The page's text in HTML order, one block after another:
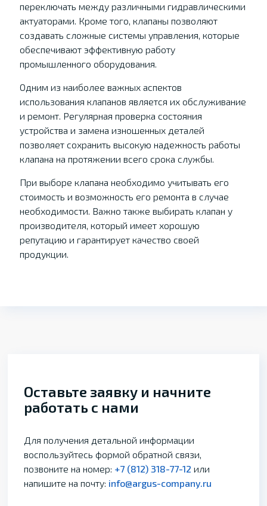
переключать между различными гидравлическими
актуаторами. Кроме того, клапаны позволяют
создавать сложные системы управления, которые
обеспечивают эффективную работу
промышленного оборудования.
Одним из наиболее важных аспектов
использования клапанов является их обслуживание
и ремонт. Регулярная проверка состояния
устройства и замена изношенных деталей
позволяет сохранить высокую надежность работы
клапана на протяжении всего срока службы.
При выборе клапана необходимо учитывать его
стоимость и возможность его ремонта в случае
необходимости. Важно также выбирать клапан у
производителя, который имеет хорошую
репутацию и гарантирует качество своей
продукции.
Оставьте заявку и начните
работать с нами
Для получения детальной информации
воспользуйтесь формой обратной связи,
позвоните на номер: +7 (812) 318-77-12 или
напишите на почту: info@argus-company.ru